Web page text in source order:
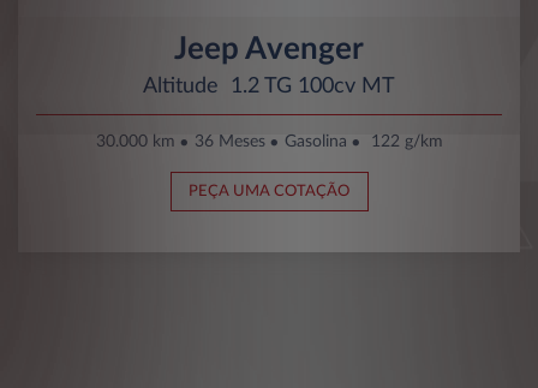
Jeep Avenger
Altitude 1.2 TG 100cv MT
30.000 km 36 Meses Gasolina 122 g/km
PEÇA UMA COTAÇÃO